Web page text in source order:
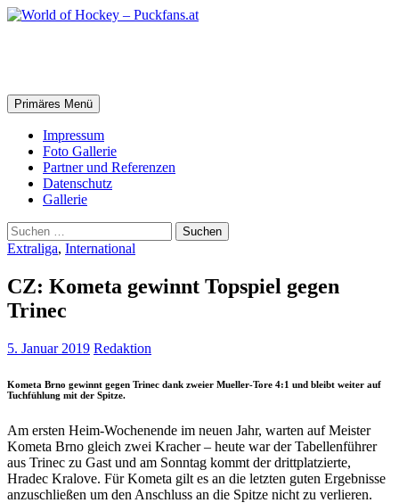
Zum
Suchen
Primäres Menü
Impressum
Foto Gallerie
Partner und Referenzen
Datenschutz
Gallerie
Suchen
nach:
Extraliga, International
CZ: Kometa gewinnt Topspiel gegen
Trinec
5. Januar 2019 Redaktion
Kometa Brno gewinnt gegen Trinec dank zweier Mueller-Tore 4:1 und bleibt weiter auf
Tuchfühlung mit der Spitze.
Am ersten Heim-Wochenende im neuen Jahr, warten auf Meister
Kometa Brno gleich zwei Kracher – heute war der Tabellenführer
aus Trinec zu Gast und am Sonntag kommt der drittplatzierte,
Hradec Kralove. Für Kometa gilt es an die letzten guten Ergebnisse
anzuschließen um den Anschluss an die Spitze nicht zu verlieren.